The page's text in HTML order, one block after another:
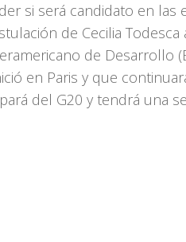
si será candidato en las
de Cecilia Todesca
de Desarrollo
en Paris y que
del G20 y tendrá una